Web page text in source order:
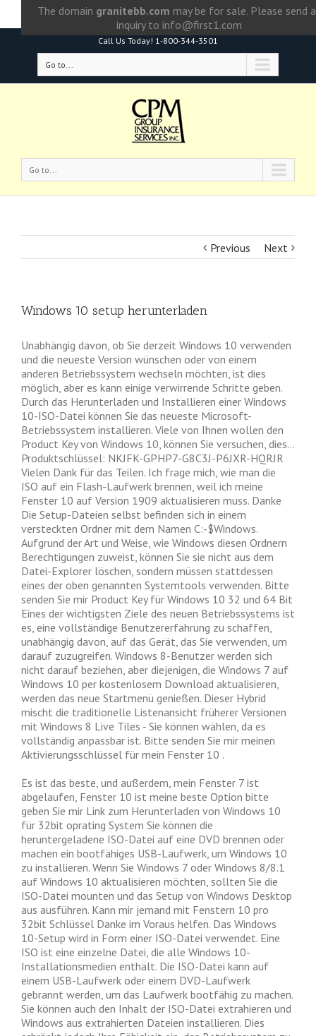
Call Us Today! 1-800-344-3501
Go to...
Go to...
Previous Next
Windows 10 setup herunterladen
The domain granitebb.com may be for sale. Please send
inquiry to info@first1.com
Unabhängig davon, ob Sie derzeit Windows 10 verwenden
und die neueste Version wünschen oder von einem
anderen Betriebssystem wechseln möchten, ist dies
möglich, aber es kann einige verwirrende Schritte geben.
Durch das Herunterladen und Installieren einer Windows
10-ISO-Datei können Sie das neueste Microsoft-
Betriebssystem installieren. Viele von Ihnen wollen den
Product Key von Windows 10, können Sie versuchen, dies…
Produktschlüssel: NKJFK-GPHP7-G8C3J-P6JXR-HQRJR
Vielen Dank für das Teilen. Ich frage mich, wie man die
ISO auf ein Flash-Laufwerk brennen, weil ich meine
Fenster 10 auf Version 1909 aktualisieren muss. Danke
Die Setup-Dateien selbst befinden sich in einem
versteckten Ordner mit dem Namen C:-$Windows.
Aufgrund der Art und Weise, wie Windows diesen Ordnern
Berechtigungen zuweist, können Sie sie nicht aus dem
Datei-Explorer löschen, sondern müssen stattdessen
eines der oben genannten Systemtools verwenden. Bitte
senden Sie mir Product Key für Windows 10 32 und 64 Bit
Eines der wichtigsten Ziele des neuen Betriebssystems ist
es, eine vollständige Benutzererfahrung zu schaffen,
unabhängig davon, auf das Gerät, das Sie verwenden, um
darauf zuzugreifen. Windows 8-Benutzer werden sich
nicht darauf beziehen, aber diejenigen, die Windows 7 auf
Windows 10 per kostenlosem Download aktualisieren,
werden das neue Startmenü genießen. Dieser Hybrid
mischt die traditionelle Listenansicht früherer Versionen
mit Windows 8 Live Tiles - Sie können wählen, da es
vollständig anpassbar ist. Bitte senden Sie mir meinen
Aktivierungsschlüssel für mein Fenster 10 .
Es ist das beste, und außerdem, mein Fenster 7 ist
abgelaufen, Fenster 10 ist meine beste Option bitte
geben Sie mir Link zum Herunterladen von Windows 10
für 32bit oprating System Sie können die
heruntergeladene ISO-Datei auf eine DVD brennen oder
machen ein bootfähiges USB-Laufwerk, um Windows 10
zu installieren. Wenn Sie Windows 7 oder Windows 8/8.1
auf Windows 10 aktualisieren möchten, sollten Sie die
ISO-Datei mounten und das Setup von Windows Desktop
aus ausführen. Kann mir jemand mit Fenstern 10 pro
32bit Schlüssel Danke im Voraus helfen. Das Windows
10-Setup wird in Form einer ISO-Datei verwendet. Eine
ISO ist eine einzelne Datei, die alle Windows 10-
Installationsmedien enthält. Die ISO-Datei kann auf
einem USB-Laufwerk oder einem DVD-Laufwerk
gebrannt werden, um das Laufwerk bootfähig zu machen.
Sie können auch den Inhalt der ISO-Datei extrahieren und
Windows aus extrahierten Dateien installieren. Dies